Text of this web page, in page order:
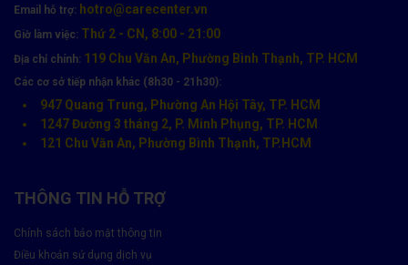
Email hỗ trợ: hotro@carecenter.vn
Giờ làm việc: Thứ 2 - CN, 8:00 - 21:00
Địa chỉ chính: 119 Chu Văn An, Phường Bình Thạnh, TP. HCM
Các cơ sở tiếp nhận khác (8h30 - 21h30):
947 Quang Trung, Phường An Hội Tây, TP. HCM
1247 Đường 3 tháng 2, P. Minh Phụng, TP. HCM
121 Chu Văn An, Phường Bình Thạnh, TP.HCM
THÔNG TIN HỖ TRỢ
Chính sách bảo mật thông tin
Điều khoản sử dụng dịch vụ